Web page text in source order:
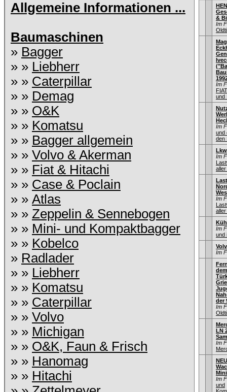
Allgemeine Informationen ...
Baumaschinen
» Bagger
» » Liebherr
» » Caterpillar
» » Demag
» » O&K
» » Komatsu
» » Bagger allgemein
» » Volvo & Akerman
» » Fiat & Hitachi
» » Case & Poclain
» » Atlas
» » Zeppelin & Sennebogen
» » Mini- und Kompaktbagger
» » Kobelco
» Radlader
» » Liebherr
» » Komatsu
» » Caterpillar
» » Volvo
» » Michigan
» » O&K, Faun & Frisch
» » Hanomag
» » Hitachi
&
Im
Im
und
Im
und
den
Im
aller
Im
aller
Im
und
Im
der
Im
LN
Im
Im
und